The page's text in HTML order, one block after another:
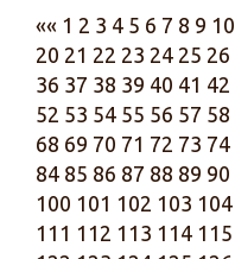
«« 1 2 3 4 5 6 7 8 9 10
20 21 22 23 24 25 26
36 37 38 39 40 41 42
52 53 54 55 56 57 58
68 69 70 71 72 73 74
84 85 86 87 88 89 90
100 101 102 103 104
111 112 113 114 115